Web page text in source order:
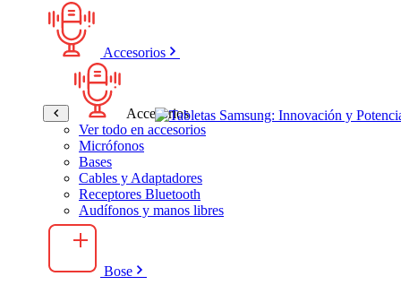
Accesorios
Accesorios
Ver todo en accesorios
Micrófonos
Bases
Cables y Adaptadores
Receptores Bluetooth
Audífonos y manos libres
Bose